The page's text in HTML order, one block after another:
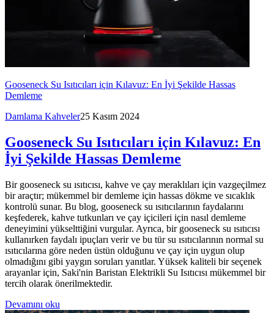
Gooseneck Su Isıtıcıları için Kılavuz: En İyi Şekilde Hassas
Demleme
Damlama Kahveler25 Kasım 2024
Gooseneck Su Isıtıcıları için Kılavuz: En
İyi Şekilde Hassas Demleme
Bir gooseneck su ısıtıcısı, kahve ve çay meraklıları için vazgeçilmez
bir araçtır; mükemmel bir demleme için hassas dökme ve sıcaklık
kontrolü sunar. Bu blog, gooseneck su ısıtıcılarının faydalarını
keşfederek, kahve tutkunları ve çay içicileri için nasıl demleme
deneyimini yükselttiğini vurgular. Ayrıca, bir gooseneck su ısıtıcısı
kullanırken faydalı ipuçları verir ve bu tür su ısıtıcılarının normal su
ısıtıcılarına göre neden üstün olduğunu ve çay için uygun olup
olmadığını gibi yaygın soruları yanıtlar. Yüksek kaliteli bir seçenek
arayanlar için, Saki'nin Baristan Elektrikli Su Isıtıcısı mükemmel bir
tercih olarak önerilmektedir.
Devamını oku